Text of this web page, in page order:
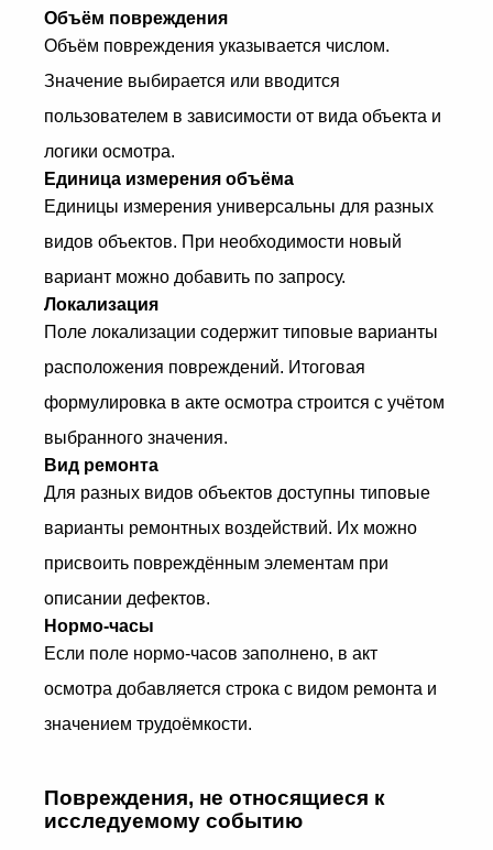
Объём повреждения
Объём повреждения указывается числом.
Значение выбирается или вводится
пользователем в зависимости от вида объекта и
логики осмотра.
Единица измерения объёма
Единицы измерения универсальны для разных
видов объектов. При необходимости новый
вариант можно добавить по запросу.
Локализация
Поле локализации содержит типовые варианты
расположения повреждений. Итоговая
формулировка в акте осмотра строится с учётом
выбранного значения.
Вид ремонта
Для разных видов объектов доступны типовые
варианты ремонтных воздействий. Их можно
присвоить повреждённым элементам при
описании дефектов.
Нормо-часы
Если поле нормо-часов заполнено, в акт
осмотра добавляется строка с видом ремонта и
значением трудоёмкости.
Повреждения, не относящиеся к
исследуемому событию